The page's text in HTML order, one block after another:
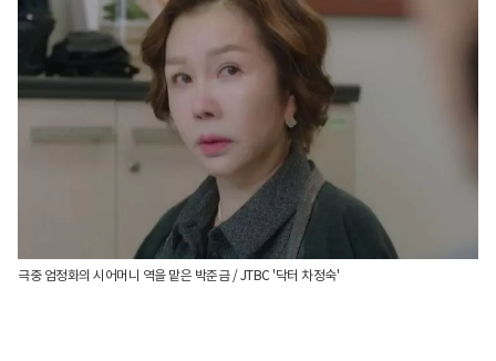
극중 엄정화의 시어머니 역을 맡은 박준금 / JTBC '닥터 차정숙'